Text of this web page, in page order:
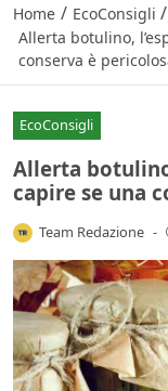
Home / EcoConsigli /
Allerta botulino,
conserva è
EcoConsigli
Allerta
capire se una
Team Redazione -